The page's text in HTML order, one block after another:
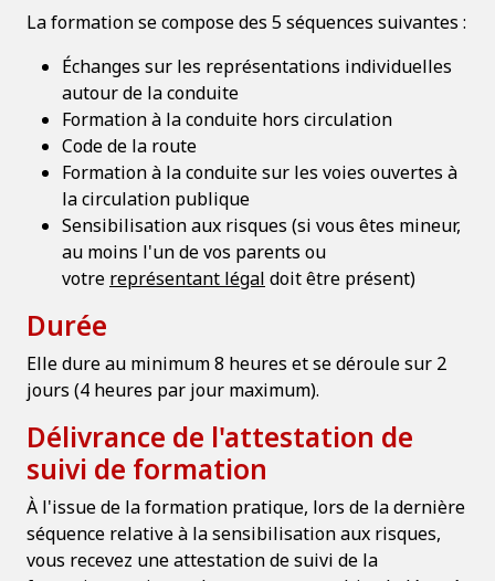
La formation se compose des 5 séquences suivantes :
Échanges sur les représentations individuelles
autour de la conduite
Formation à la conduite hors circulation
Code de la route
Formation à la conduite sur les voies ouvertes à
la circulation publique
Sensibilisation aux risques (si vous êtes mineur,
au moins l'un de vos parents ou
votre représentant légal doit être présent)
Durée
Elle dure au minimum 8 heures et se déroule sur 2
jours (4 heures par jour maximum).
Délivrance de l'attestation de
suivi de formation
À l'issue de la formation pratique, lors de la dernière
séquence relative à la sensibilisation aux risques,
vous recevez une attestation de suivi de la